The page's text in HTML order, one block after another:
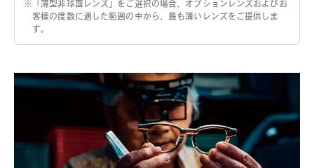
※
「薄型非球面レンズ」をご選択の場合、オプションレンズおよびお
客様の度数に適した範囲の中から、最も薄いレンズをご提供しま
す。